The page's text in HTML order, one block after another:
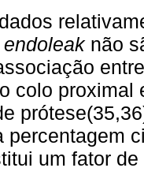
endoleak não
colo proximal
percentagem
um fator